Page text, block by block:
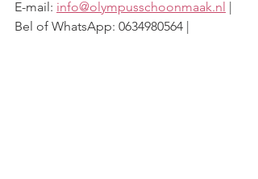
E-mail: info@olympusschoonmaak.nl |
Bel of WhatsApp: 0634980564 |